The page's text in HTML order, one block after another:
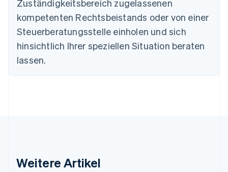
Zuständigkeitsbereich zugelassenen
kompetenten Rechtsbeistands oder von einer
Steuerberatungsstelle einholen und sich
hinsichtlich Ihrer speziellen Situation beraten
lassen.
Weitere Artikel
English
Deutschland
DeutschEnglish
English
Festlandchina
Indien